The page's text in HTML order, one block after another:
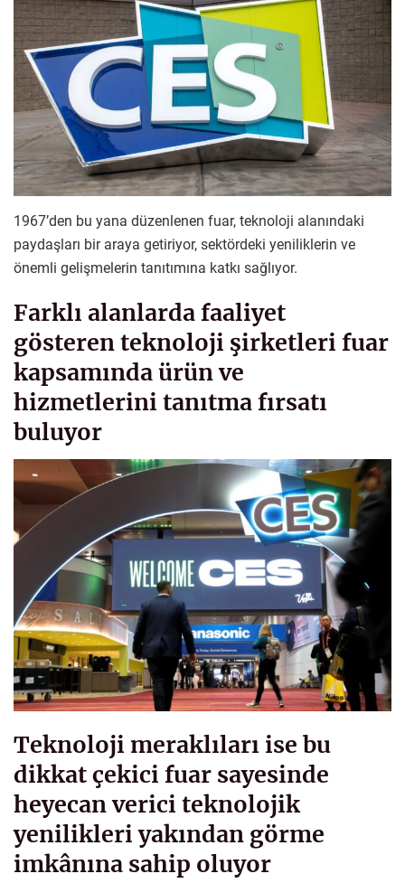
1967’den bu yana düzenlenen fuar, teknoloji alanındaki
paydaşları bir araya getiriyor, sektördeki yeniliklerin ve
önemli gelişmelerin tanıtımına katkı sağlıyor.
Farklı alanlarda faaliyet
gösteren teknoloji şirketleri fuar
kapsamında ürün ve
hizmetlerini tanıtma fırsatı
buluyor
Teknoloji meraklıları ise bu
dikkat çekici fuar sayesinde
heyecan verici teknolojik
yenilikleri yakından görme
imkânına sahip oluyor